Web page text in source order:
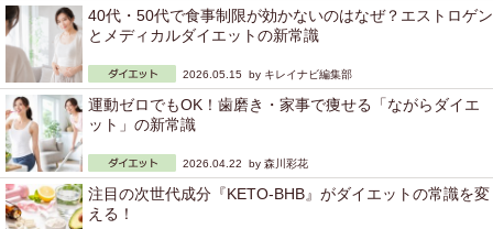
40代・50代で食事制限が効かないのはなぜ？エストロゲン
とメディカルダイエットの新常識
2026.05.15 by キレイナビ編集部
運動ゼロでもOK！歯磨き・家事で痩せる「ながらダイエ
ット」の新常識
2026.04.22 by 森川彩花
注目の次世代成分『KETO-BHB』がダイエットの常識を変
える！